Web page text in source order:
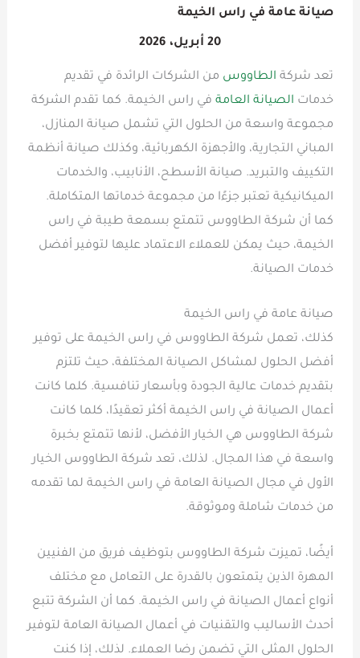
صيانة عامة في راس الخيمة
20 أبريل، 2026
تعد شركة الطاووس من الشركات الرائدة في تقديم
خدمات الصيانة العامة في راس الخيمة. كما تقدم الشركة
مجموعة واسعة من الحلول التي تشمل صيانة المنازل،
المباني التجارية، والأجهزة الكهربائية، وكذلك صيانة أنظمة
التكييف والتبريد. صيانة الأسطح، الأنابيب، والخدمات
الميكانيكية تعتبر جزءًا من مجموعة خدماتها المتكاملة.
كما أن شركة الطاووس تتمتع بسمعة طيبة في راس
الخيمة، حيث يمكن للعملاء الاعتماد عليها لتوفير أفضل
خدمات الصيانة.
صيانة عامة في راس الخيمة
كذلك، تعمل شركة الطاووس في راس الخيمة على توفير
أفضل الحلول لمشاكل الصيانة المختلفة، حيث تلتزم
بتقديم خدمات عالية الجودة وبأسعار تنافسية. كلما كانت
أعمال الصيانة في راس الخيمة أكثر تعقيدًا، كلما كانت
شركة الطاووس هي الخيار الأفضل، لأنها تتمتع بخبرة
واسعة في هذا المجال. لذلك، تعد شركة الطاووس الخيار
الأول في مجال الصيانة العامة في راس الخيمة لما تقدمه
من خدمات شاملة وموثوقة.
أيضًا، تميزت شركة الطاووس بتوظيف فريق من الفنيين
المهرة الذين يتمتعون بالقدرة على التعامل مع مختلف
أنواع أعمال الصيانة في راس الخيمة. كما أن الشركة تتبع
أحدث الأساليب والتقنيات في أعمال الصيانة العامة لتوفير
الحلول المثلى التي تضمن رضا العملاء. لذلك، إذا كنت